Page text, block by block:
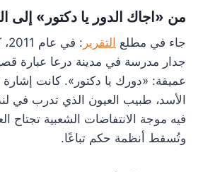
من «اجاك الدور يا دكتور» إلى
جاء في مطلع التقرير
:
جدار مدرسة في مدينة درعا عبارة
عميقة: «دورك يا دكتور». كانت إشارة
الأسد، طبيب العيون الذي تدرب في
فيه موجة الانتفاضات الشعبية تجتاح
وتُسقط أنظمة حكم تباعًا.